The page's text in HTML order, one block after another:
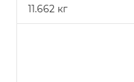
11.662 кг